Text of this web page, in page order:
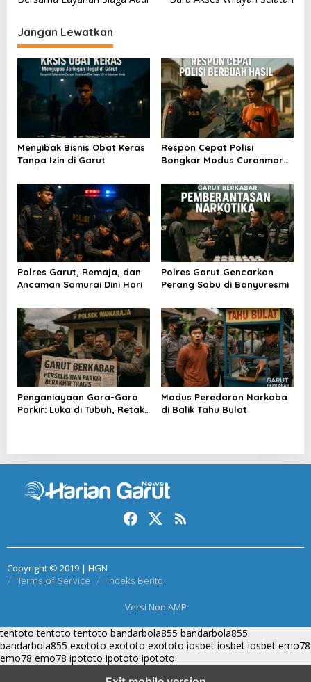
i
g
a
o
s
Jangan Lewatkan
Menyibak Bisnis Obat Keras
Tanpa Izin di Garut
Respon Cepat Polisi
Bongkar Modus Curanmor
Polres Garut, Remaja, dan
Ancaman Samurai Dini Hari
Polres Garut Gencarkan
Perang Sabu di Banyuresmi
Penganiayaan Gara-Gara
Parkir: Luka di Tubuh, Retak
Modus Peredaran Narkoba
di Balik Tahu Bulat
Copyright © 2019 | HGN
Terms of Service Indeks Berita
Versi Non AMP
tentoto tentoto tentoto bandarbola855 bandarbola855
bandarbola855 exototo exototo exototo iosbet iosbet iosbet emo78
emo78 emo78 ipototo ipototo ipototo